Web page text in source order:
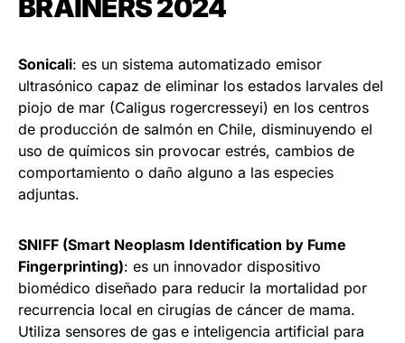
BRAINERS 2024
Sonicali: es un sistema automatizado emisor
ultrasónico capaz de eliminar los estados larvales del
piojo de mar (Caligus rogercresseyi) en los centros
de producción de salmón en Chile, disminuyendo el
uso de químicos sin provocar estrés, cambios de
comportamiento o daño alguno a las especies
adjuntas.
SNIFF (Smart Neoplasm Identification by Fume
Fingerprinting): es un innovador dispositivo
biomédico diseñado para reducir la mortalidad por
recurrencia local en cirugías de cáncer de mama.
Utiliza sensores de gas e inteligencia artificial para